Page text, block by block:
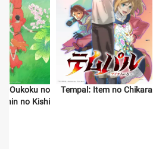
Tempal: Item no Chikara
Oukoku no
no Kishi